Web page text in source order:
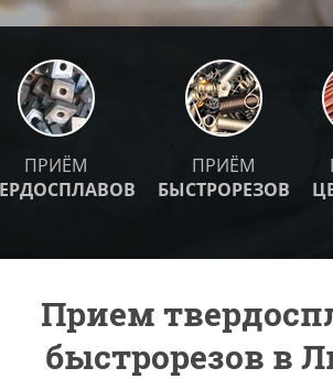
ПРИЁМ
ПРИЁМ
БЫСТРОРЕЗОВ
Прием
быстрорезов в